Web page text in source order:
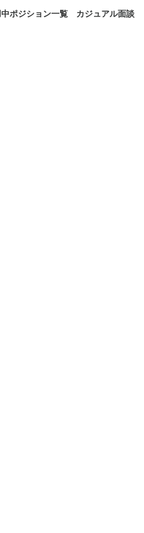
ポジション一覧 カジュアル面談